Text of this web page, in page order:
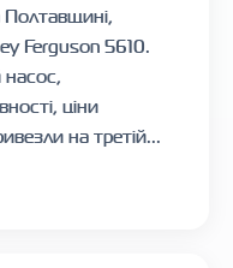
Ferguson 5610.
ціни
на третій...